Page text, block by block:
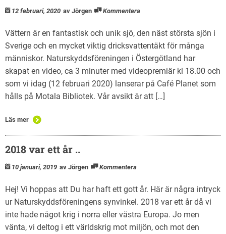
12 februari, 2020 av Jörgen Kommentera
Vättern är en fantastisk och unik sjö, den näst största sjön i
Sverige och en mycket viktig dricksvattentäkt för många
människor. Naturskyddsföreningen i Östergötland har
skapat en video, ca 3 minuter med videopremiär kl 18.00 och
som vi idag (12 februari 2020) lanserar på Café Planet som
hålls på Motala Bibliotek. Vår avsikt är att […]
Läs mer
2018 var ett år ..
10 januari, 2019 av Jörgen Kommentera
Hej! Vi hoppas att Du har haft ett gott år. Här är några intryck
ur Naturskyddsföreningens synvinkel. 2018 var ett år då vi
inte hade något krig i norra eller västra Europa. Jo men
vänta, vi deltog i ett världskrig mot miljön, och mot den